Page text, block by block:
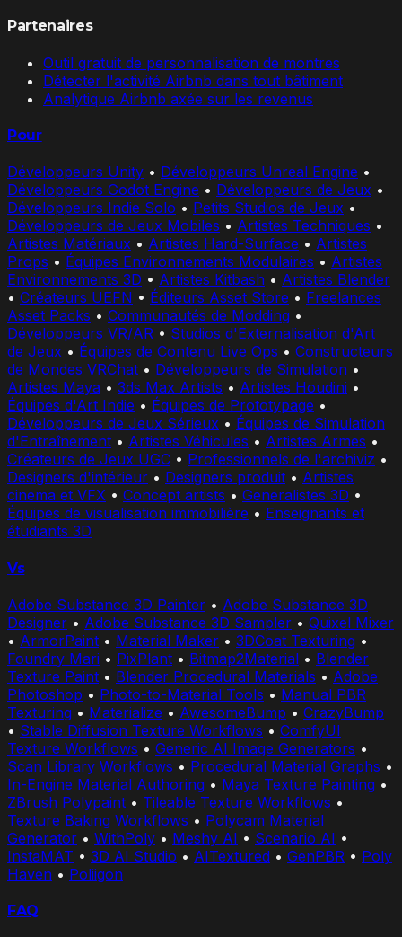
Partenaires
Outil gratuit de personnalisation de montres
Détecter l'activité Airbnb dans tout bâtiment
Analytique Airbnb axée sur les revenus
Pour
Développeurs Unity • Développeurs Unreal Engine •
Développeurs Godot Engine • Développeurs de Jeux •
Développeurs Indie Solo • Petits Studios de Jeux •
Développeurs de Jeux Mobiles • Artistes Techniques •
Artistes Matériaux • Artistes Hard-Surface • Artistes
Props • Équipes Environnements Modulaires • Artistes
Environnements 3D • Artistes Kitbash • Artistes Blender
• Créateurs UEFN • Éditeurs Asset Store • Freelances
Asset Packs • Communautés de Modding •
Développeurs VR/AR • Studios d'Externalisation d'Art
de Jeux • Équipes de Contenu Live Ops • Constructeurs
de Mondes VRChat • Développeurs de Simulation •
Artistes Maya • 3ds Max Artists • Artistes Houdini •
Équipes d'Art Indie • Équipes de Prototypage •
Développeurs de Jeux Sérieux • Équipes de Simulation
d'Entraînement • Artistes Véhicules • Artistes Armes •
Créateurs de Jeux UGC • Professionnels de l'archiviz •
Designers d'intérieur • Designers produit • Artistes
cinema et VFX • Concept artists • Generalistes 3D •
Équipes de visualisation immobilière • Enseignants et
étudiants 3D
Vs
Adobe Substance 3D Painter • Adobe Substance 3D
Designer • Adobe Substance 3D Sampler • Quixel Mixer
• ArmorPaint • Material Maker • 3DCoat Texturing •
Foundry Mari • PixPlant • Bitmap2Material • Blender
Texture Paint • Blender Procedural Materials • Adobe
Photoshop • Photo-to-Material Tools • Manual PBR
Texturing • Materialize • AwesomeBump • CrazyBump
• Stable Diffusion Texture Workflows • ComfyUI
Texture Workflows • Generic AI Image Generators •
Scan Library Workflows • Procedural Material Graphs •
In-Engine Material Authoring • Maya Texture Painting •
ZBrush Polypaint • Tileable Texture Workflows •
Texture Baking Workflows • Polycam Material
Generator • WithPoly • Meshy AI • Scenario AI •
InstaMAT • 3D AI Studio • AITextured • GenPBR • Poly
Haven • Poliigon
FAQ